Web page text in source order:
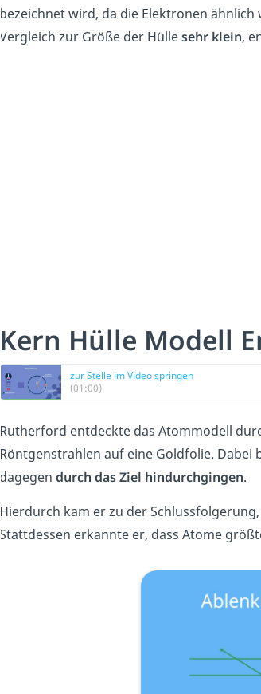
bezeichnetwird, da die Elektronen ähnlich
Vergleich zurGrößeder Hüllesehr klein,
Kern Hülle Modell
zur Stelle im Video springen
(01:00)
Rutherford entdecktedas Atommodell d
Röntgenstrahlen aufeineGoldfolie. Dabei
dagegen durch das Ziel hindurchgingen.
Hierdurch kam er zu der Schlussfolgerung,
Stattdessen erkannte er, dass Atome